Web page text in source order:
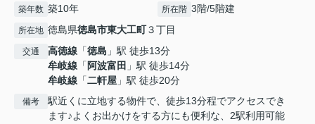
築年数 築10年 所在階 3階/5階建
所在地 徳島県徳島市東大工町３丁目
交通 高徳線 「徳島 」駅 徒歩13分
牟岐線 「 阿波富田 」駅 徒歩14分
牟岐線 「二軒屋 」駅 徒歩20分
備考
駅近くに立地する物件で、徒歩13分程でアクセスでき
ます♪よくお出かけをする方にも便利な、2駅利用可能